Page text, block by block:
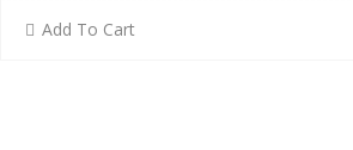
Add To Cart